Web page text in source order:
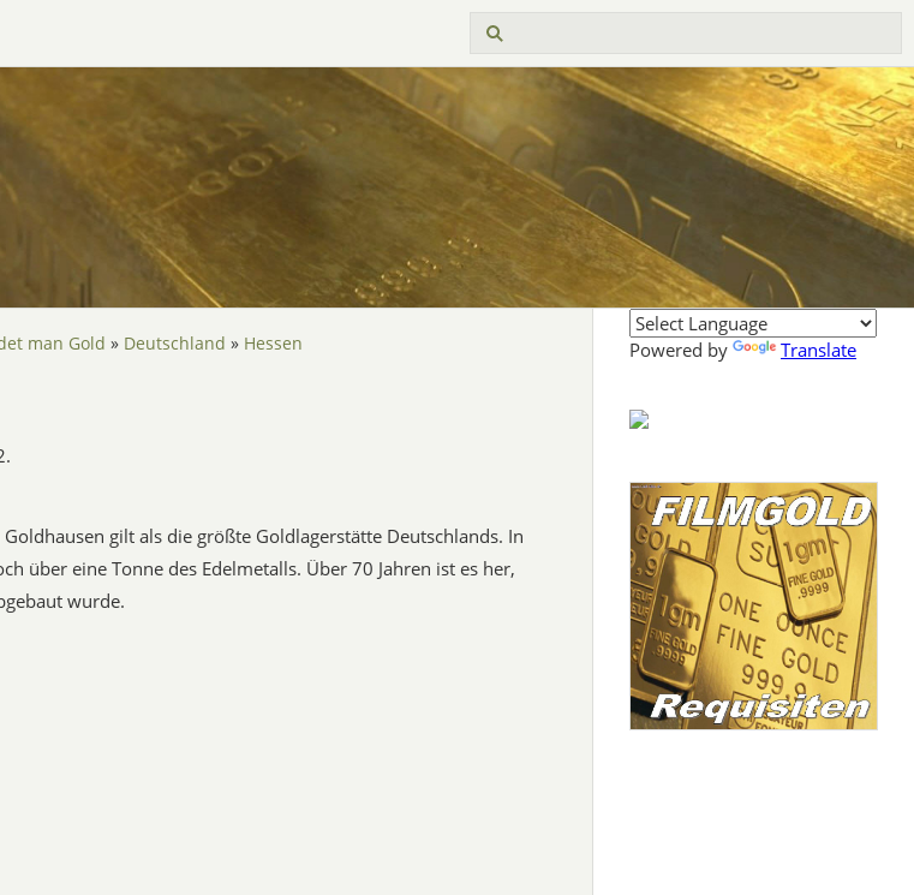
man Gold » Deutschland » Hessen
gilt als die größte Goldlagerstätte Deutschlands. In
über eine Tonne des Edelmetalls. Über 70 Jahren ist es her,
wurde.
Powered by Translate